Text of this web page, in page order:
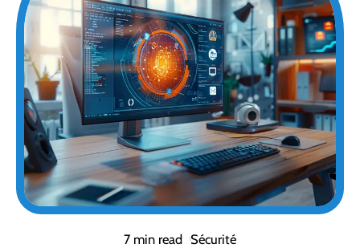
7 min read Sécurité